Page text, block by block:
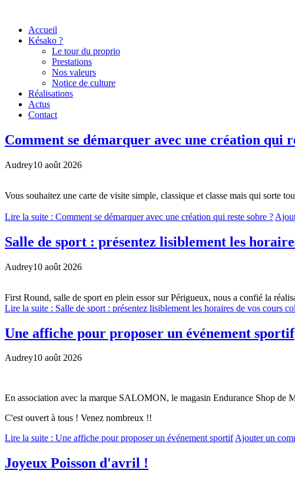
Accueil
Késako ?
Le tour du proprio
Prestations
Nos valeurs
Notice de culture
Réalisations
Actus
Contact
Comment se démarquer avec une création qui
Audrey10 août 2026
Vous souhaitez une carte de visite simple, classique et classe mais qui sorte
Lire la suite : Comment se démarquer avec une création qui reste sobre ?
Salle de sport : présentez lisiblement les
Audrey10 août 2026
First Round, salle de sport en plein essor sur Périgueux, nous a confié la
Lire la suite : Salle de sport : présentez lisiblement les horaires de vos cours
Une affiche pour proposer un événement sportif
Audrey10 août 2026
En association avec la marque SALOMON, le magasin Endurance Shop de
C'est ouvert à tous ! Venez nombreux !!
Lire la suite : Une affiche pour proposer un événement sportifAjouter un
Joyeux Poisson d'avril !